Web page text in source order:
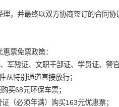
，并最终以双方协商签订的合同协
票免票政策：
军残证、文职干部证、学员证、警
从特别通道直接放行；
买68元环保车票；
（必须年满）购买163元优惠票；